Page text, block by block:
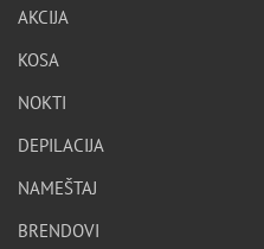
AKCIJA
KOSA
NOKTI
DEPILACIJA
NAMEŠTAJ
BRENDOVI